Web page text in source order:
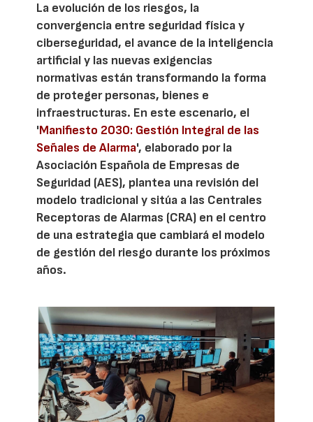
La evolución de los riesgos, la
convergencia entre seguridad física y
ciberseguridad, el avance de la inteligencia
artificial y las nuevas exigencias
normativas están transformando la forma
de proteger personas, bienes e
infraestructuras. En este escenario, el
'Manifiesto 2030: Gestión Integral de las
Señales de Alarma', elaborado por la
Asociación Española de Empresas de
Seguridad (AES), plantea una revisión del
modelo tradicional y sitúa a las Centrales
Receptoras de Alarmas (CRA) en el centro
de una estrategia que cambiará el modelo
de gestión del riesgo durante los próximos
años.